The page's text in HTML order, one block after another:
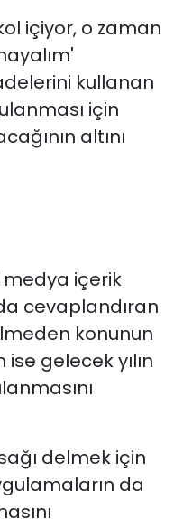
içiyor, o zaman
kullanan
için
altını
medya içerik
cevaplandıran
konunun
ise gelecek yılın
delmek için
da